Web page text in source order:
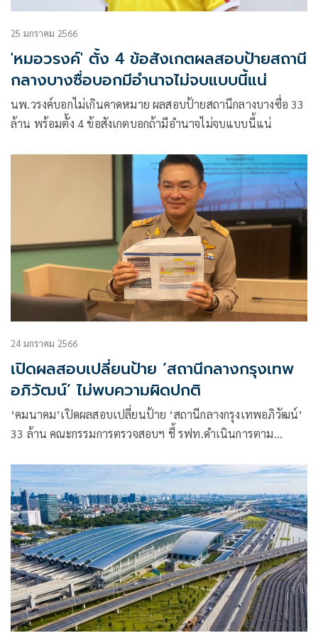
25 มกราคม 2566
'หมอวรงค์' ตั้ง 4 ข้อสังเกตผลสอบป้ายสถานี
กลางบางซื่อบอกมีอำนาจไม่จบแบบนี้แน่
นพ.วรงค์บอกไม่เกินคาดหมาย ผลสอบป้ายสถานีกลางบางซื่อ 33
ล้าน พร้อมตั้ง 4 ข้อสังเกตบอกถ้ามีอำนาจไม่จบแบบนี้แน่
24 มกราคม 2566
เปิดผลสอบเปลี่ยนป้าย ‘สถานีกลางกรุงเทพ
อภิวัฒน์’ ไม่พบความผิดปกติ
‘คมนาคม’เปิดผลสอบเปลี่ยนป้าย ‘สถานีกลางกรุงเทพอภิวัฒน์’
33 ล้าน คณะกรรมการตรวจสอบฯ ชี้ รฟท.ดำเนินการตาม
แจ้งทบทวนการใช้วัสดุ-ตัวอักษรเดิมที่ใช้ได้ ช่วยหั่นต้นทุนลง
พร้อมสืบราคาให้ชัดเจน แนะเปิดประมูลทั่วไป เปิดกว้างเอกชน
แข่งขัน โยนบอร์ด รฟท. เคาะแนวทางเดินหน้างานต่อไป